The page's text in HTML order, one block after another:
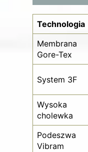
Technologia
Membrana
Gore-Tex
System 3F
Wysoka
cholewka
Podeszwa
Vibram